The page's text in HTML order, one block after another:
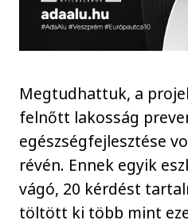
Megtudhattuk, a
felnőtt lakosság
egészségfejlesztése
révén. Ennek egyik
vágó, 20 kérdést
töltött ki több mint